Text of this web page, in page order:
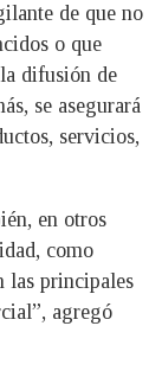
de que no
o que
difusión de
se asegurará
servicios,
en otros
como
las principales
agregó